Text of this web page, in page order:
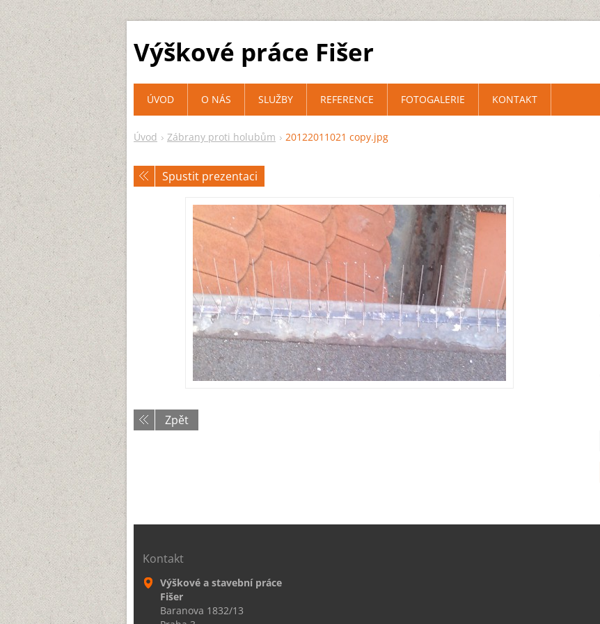
Výškové práce Fišer
Úvod Zábrany proti holubům 20122011021 copy.jpg
Spustit prezentaci
Zpět
ÚVOD O NÁS SLUŽBY REFERENCE FOTOGALERIE KONTAKT
Kontakt
Výškové a stavební práce
Fišer
Baranova 1832/13